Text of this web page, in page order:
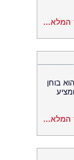
המלא...
בוחן
המלא...